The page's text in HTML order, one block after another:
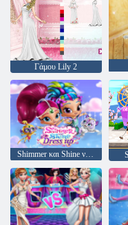
Γάμου Lily 2
Shimmer και Shine ντύνομαι